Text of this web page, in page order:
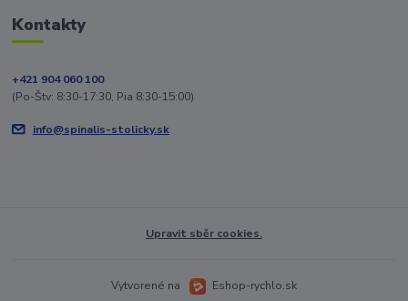
Kontakty
+421 904 060 100
(Po-Štv: 8:30-17:30, Pia 8:30-15:00)
info@spinalis-stolicky.sk
Upravit sběr cookies.
Vytvorené na Eshop-rychlo.sk